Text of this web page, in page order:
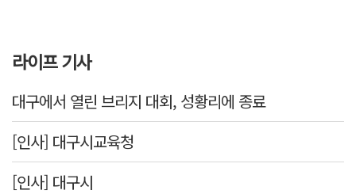
라이프 기사
대구에서 열린 브리지 대회, 성황리에 종료
[인사] 대구시교육청
[인사] 대구시